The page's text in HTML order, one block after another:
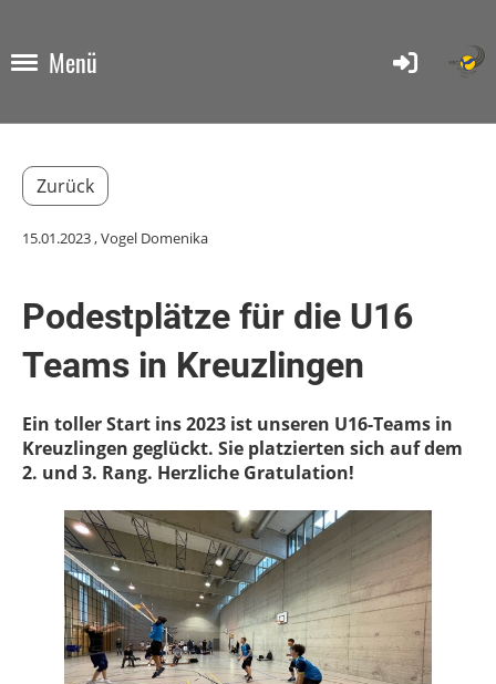
Menü
Zurück
15.01.2023, Vogel Domenika
Podestplätze für die U16
Teams in Kreuzlingen
Ein toller Start ins 2023 ist unseren U16-Teams in
Kreuzlingen geglückt. Sie platzierten sich auf dem
2. und 3. Rang. Herzliche Gratulation!